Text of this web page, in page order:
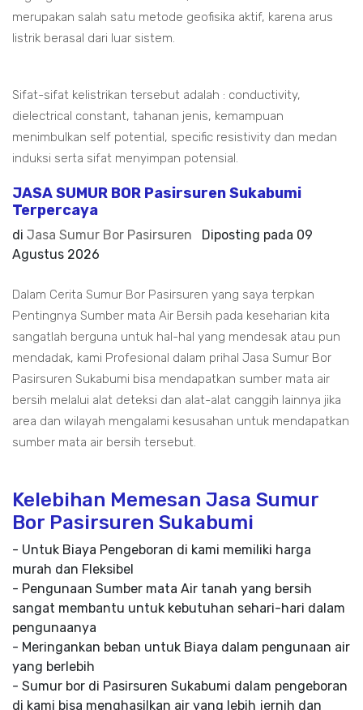
merupakan salah satu metode geofisika aktif, karena arus
listrik berasal dari luar sistem.
Sifat-sifat kelistrikan tersebut adalah : conductivity,
dielectrical constant, tahanan jenis, kemampuan
menimbulkan self potential, specific resistivity dan medan
induksi serta sifat menyimpan potensial.
JASA SUMUR BOR Pasirsuren Sukabumi
Terpercaya
di Jasa Sumur Bor Pasirsuren Diposting pada 09
Agustus 2026
Dalam Cerita Sumur Bor Pasirsuren yang saya terpkan
Pentingnya Sumber mata Air Bersih pada keseharian kita
sangatlah berguna untuk hal-hal yang mendesak atau pun
mendadak, kami Profesional dalam prihal Jasa Sumur Bor
Pasirsuren Sukabumi bisa mendapatkan sumber mata air
bersih melalui alat deteksi dan alat-alat canggih lainnya jika
area dan wilayah mengalami kesusahan untuk mendapatkan
sumber mata air bersih tersebut.
Kelebihan Memesan Jasa Sumur
Bor Pasirsuren Sukabumi
- Untuk Biaya Pengeboran di kami memiliki harga
murah dan Fleksibel
- Pengunaan Sumber mata Air tanah yang bersih
sangat membantu untuk kebutuhan sehari-hari dalam
pengunaanya
- Meringankan beban untuk Biaya dalam pengunaan air
yang berlebih
- Sumur bor di Pasirsuren Sukabumi dalam pengeboran
di kami bisa menghasilkan air yang lebih jernih dan